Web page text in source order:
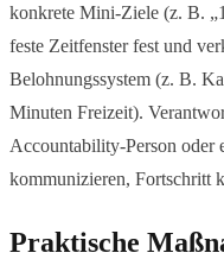
konkrete Mini-Ziele (z. B.
feste Zeitfenster fest und
Belohnungssystem (z. B.
Minuten Freizeit).
Accountability-Person oder
kommunizieren, Fortschritt
Praktische